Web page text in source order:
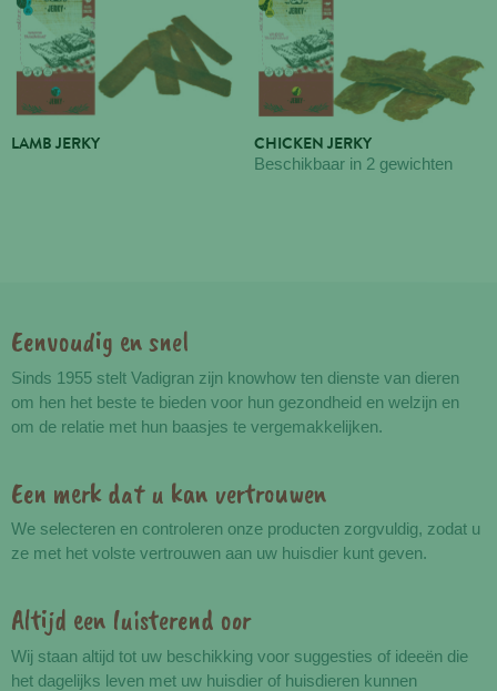
LAMB JERKY CHICKEN JERKY
Beschikbaar in 2 gewichten
Voordelen
Eenvoudig en snel
Sinds 1955 stelt Vadigran zijn knowhow ten dienste van dieren
om hen het beste te bieden voor hun gezondheid en welzijn en
om de relatie met hun baasjes te vergemakkelijken.
Een merk dat u kan vertrouwen
We selecteren en controleren onze producten zorgvuldig, zodat u
ze met het volste vertrouwen aan uw huisdier kunt geven.
Altijd een luisterend oor
Wij staan altijd tot uw beschikking voor suggesties of ideeën die
het dagelijks leven met uw huisdier of huisdieren kunnen